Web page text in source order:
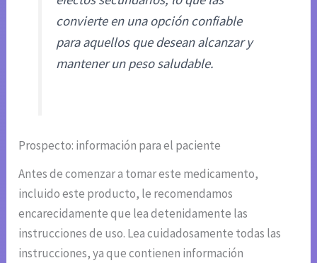
convierte en una opción confiable
para aquellos que desean alcanzar y
mantener un peso saludable.
Prospecto: información para el paciente
Antes de comenzar a tomar este medicamento,
incluido este producto, le recomendamos
encarecidamente que lea detenidamente las
instrucciones de uso. Lea cuidadosamente todas las
instrucciones, ya que contienen información